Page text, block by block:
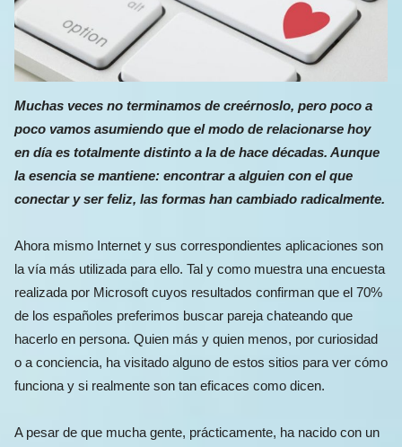
Muchas veces no terminamos de creérnoslo, pero poco a
poco vamos asumiendo que el modo de relacionarse hoy
en día es totalmente distinto a la de hace décadas. Aunque
la esencia se mantiene: encontrar a alguien con el que
conectar y ser feliz, las formas han cambiado radicalmente.
Ahora mismo Internet y sus correspondientes aplicaciones son
la vía más utilizada para ello. Tal y como muestra una encuesta
realizada por Microsoft cuyos resultados confirman que el 70%
de los españoles preferimos buscar pareja chateando que
hacerlo en persona. Quien más y quien menos, por curiosidad
o a conciencia, ha visitado alguno de estos sitios para ver cómo
funciona y si realmente son tan eficaces como dicen.
A pesar de que mucha gente, prácticamente, ha nacido con un